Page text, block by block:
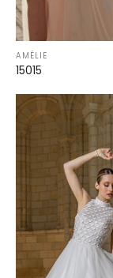
AMÉLIE
15015